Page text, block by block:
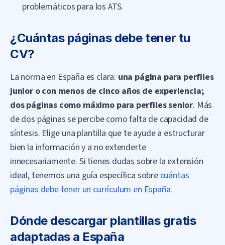
problemáticos para los ATS.
¿Cuántas páginas debe tener tu
CV?
La norma en España es clara: una página para perfiles
junior o con menos de cinco años de experiencia;
dos páginas como máximo para perfiles senior. Más
de dos páginas se percibe como falta de capacidad de
síntesis. Elige una plantilla que te ayude a estructurar
bien la información y a no extenderte
innecesariamente. Si tienes dudas sobre la extensión
ideal, tenemos una guía específica sobre cuántas
páginas debe tener un currículum en España.
Dónde descargar plantillas gratis
adaptadas a España